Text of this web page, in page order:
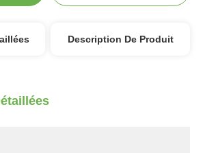
Description De Produit